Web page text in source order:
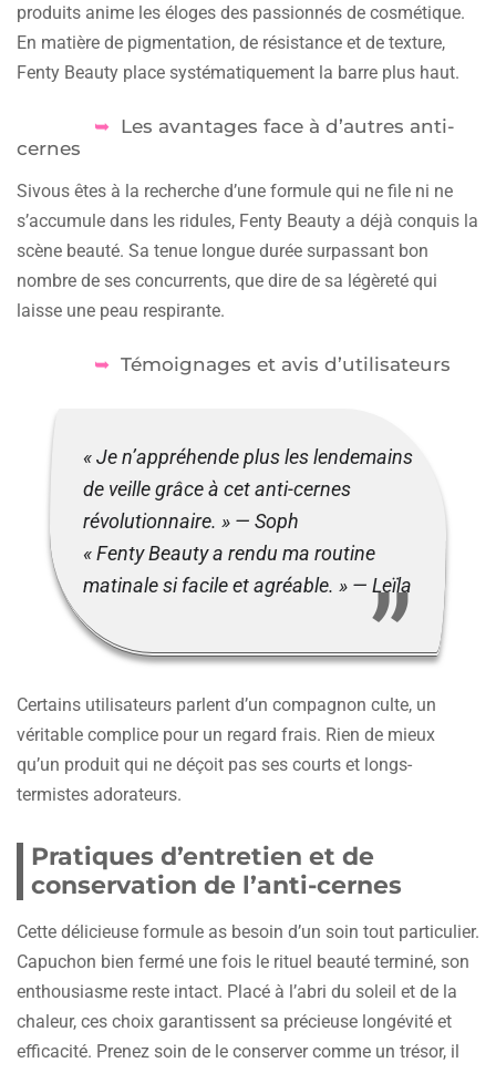
produits anime les éloges des passionnés de cosmétique.
En matière de pigmentation, de résistance et de texture,
Fenty Beauty place systématiquement la barre plus haut.
Les avantages face à d’autres anti-
cernes
Sivous êtes à la recherche d’une formule qui ne file ni ne
s’accumule dans les ridules, Fenty Beauty a déjà conquis la
scène beauté. Sa tenue longue durée surpassant bon
nombre de ses concurrents, que dire de sa légèreté qui
laisse une peau respirante.
Témoignages et avis d’utilisateurs
« Je n’appréhende plus les lendemains
de veille grâce à cet anti-cernes
révolutionnaire. » — Soph
« Fenty Beauty a rendu ma routine
matinale si facile et agréable. » — Leïla
Certains utilisateurs parlent d’un compagnon culte, un
véritable complice pour un regard frais. Rien de mieux
qu’un produit qui ne déçoit pas ses courts et longs-
termistes adorateurs.
Pratiques d’entretien et de
conservation de l’anti-cernes
Cette délicieuse formule as besoin d’un soin tout particulier.
Capuchon bien fermé une fois le rituel beauté terminé, son
enthousiasme reste intact. Placé à l’abri du soleil et de la
chaleur, ces choix garantissent sa précieuse longévité et
efficacité. Prenez soin de le conserver comme un trésor, il